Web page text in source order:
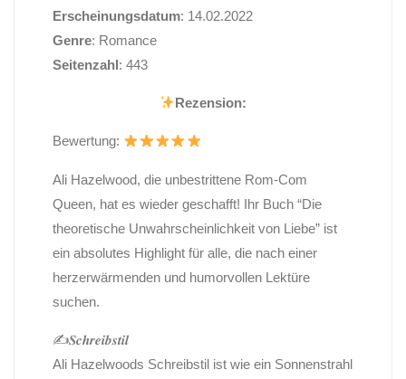
Erscheinungsdatum: 14.02.2022
Genre: Romance
Seitenzahl: 443
Rezension:
Bewertung:
Ali Hazelwood, die unbestrittene Rom-Com
Queen, hat es wieder geschafft! Ihr Buch “Die
theoretische Unwahrscheinlichkeit von Liebe” ist
ein absolutes Highlight für alle, die nach einer
herzerwärmenden und humorvollen Lektüre
suchen.
✍️𝑺𝒄𝒉𝒓𝒆𝒊𝒃𝒔𝒕𝒊𝒍
Ali Hazelwoods Schreibstil ist wie ein Sonnenstrahl